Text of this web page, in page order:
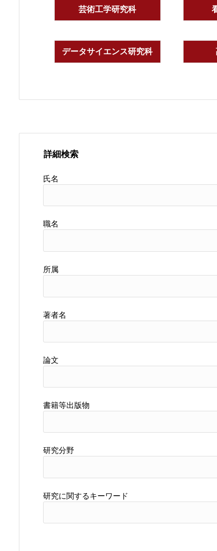
芸術工学研究科
データサイエンス研究科
詳細検索
氏名
職名
所属
著者名
論文
書籍等出版物
研究分野
研究に関するキーワード